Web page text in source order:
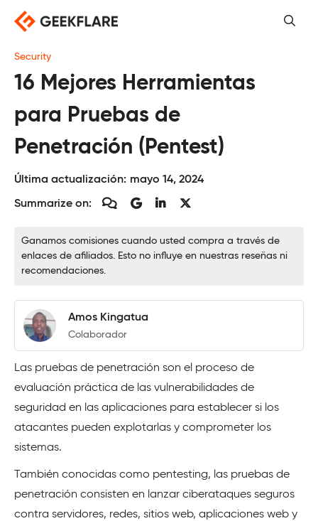
Saltar
contenido
Security
16 Mejores Herramientas
para Pruebas de
Penetración (Pentest)
Última actualización: mayo 14, 2024
Summarize on:
Ganamos comisiones cuando usted compra a través de
enlaces de afiliados. Esto no influye en nuestras reseñas ni
recomendaciones.
Amos Kingatua
Colaborador
Las pruebas de penetración son el proceso de
evaluación práctica de las vulnerabilidades de
seguridad en las aplicaciones para establecer si los
atacantes pueden explotarlas y comprometer los
sistemas.
También conocidas como pentesting, las pruebas de
penetración consisten en lanzar ciberataques seguros
contra servidores, redes, sitios web, aplicaciones web y